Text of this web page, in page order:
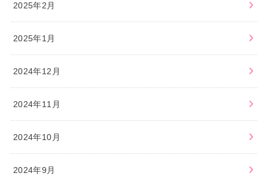
2025年2月
2025年1月
2024年12月
2024年11月
2024年10月
2024年9月